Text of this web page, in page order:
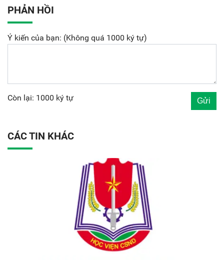
PHẢN HỒI
Ý kiến của bạn: (Không quá 1000 ký tự)
Còn lại: 1000 ký tự
CÁC TIN KHÁC